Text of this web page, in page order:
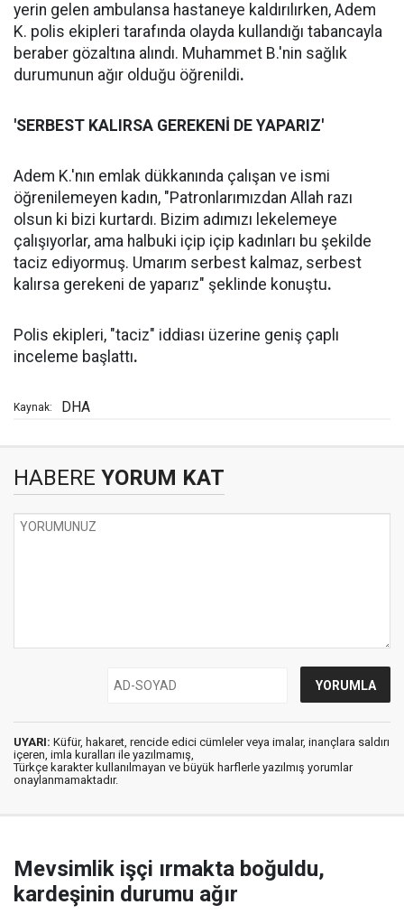
yerin gelen ambulansa hastaneye kaldırılırken, Adem
K. polis ekipleri tarafında olayda kullandığı tabancayla
beraber gözaltına alındı. Muhammet B.'nin sağlık
durumunun ağır olduğu öğrenildi.
'SERBEST KALIRSA GEREKENİ DE YAPARIZ'
Adem K.'nın emlak dükkanında çalışan ve ismi
öğrenilemeyen kadın, "Patronlarımızdan Allah razı
olsun ki bizi kurtardı. Bizim adımızı lekelemeye
çalışıyorlar, ama halbuki içip içip kadınları bu şekilde
taciz ediyormuş. Umarım serbest kalmaz, serbest
kalırsa gerekeni de yaparız" şeklinde konuştu.
Polis ekipleri, "taciz" iddiası üzerine geniş çaplı
inceleme başlattı.
Kaynak: DHA
HABERE YORUM KAT
UYARI: Küfür, hakaret, rencide edici cümleler veya imalar, inançlara saldırı
içeren, imla kuralları ile yazılmamış,
Türkçe karakter kullanılmayan ve büyük harflerle yazılmış yorumlar
onaylanmamaktadır.
Mevsimlik işçi ırmakta boğuldu,
kardeşinin durumu ağır